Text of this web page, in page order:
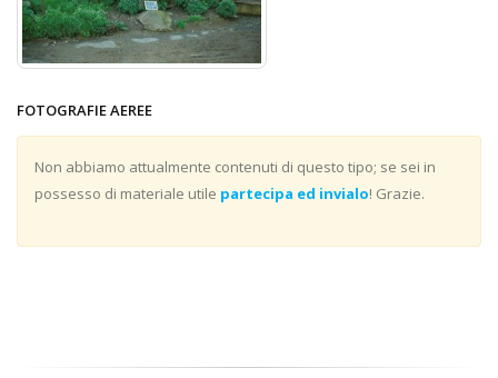
FOTOGRAFIE AEREE
Non abbiamo attualmente contenuti di questo tipo; se sei in
possesso di materiale utile partecipa ed invialo! Grazie.